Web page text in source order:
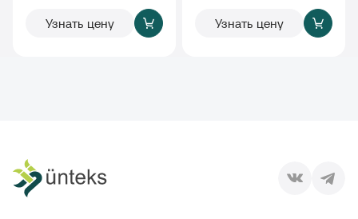
Узнать цену Узнать цену